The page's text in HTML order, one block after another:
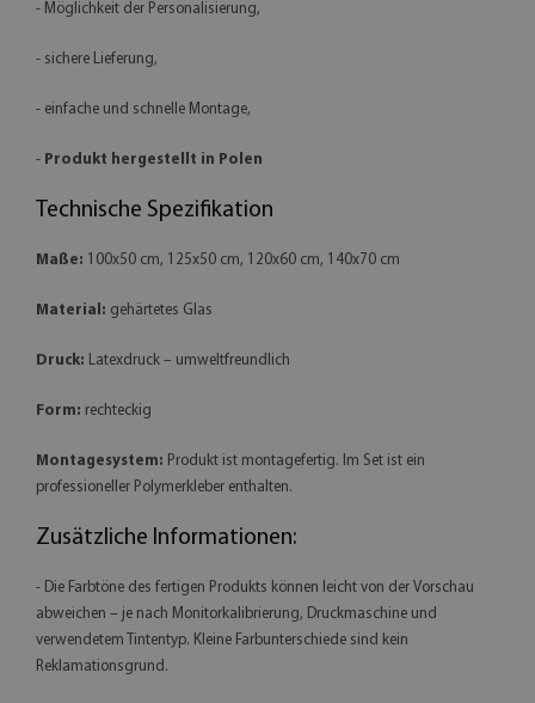
- Möglichkeit der Personalisierung,
- sichere Lieferung,
- einfache und schnelle Montage,
- Produkt hergestellt in Polen
Technische Spezifikation
Maße: 100x50 cm, 125x50 cm, 120x60 cm, 140x70 cm
Material: gehärtetes Glas
Druck: Latexdruck – umweltfreundlich
Form: rechteckig
Montagesystem: Produkt ist montagefertig. Im Set ist ein
professioneller Polymerkleber enthalten.
Zusätzliche Informationen:
- Die Farbtöne des fertigen Produkts können leicht von der Vorschau
abweichen – je nach Monitorkalibrierung, Druckmaschine und
verwendetem Tintentyp. Kleine Farbunterschiede sind kein
Reklamationsgrund.